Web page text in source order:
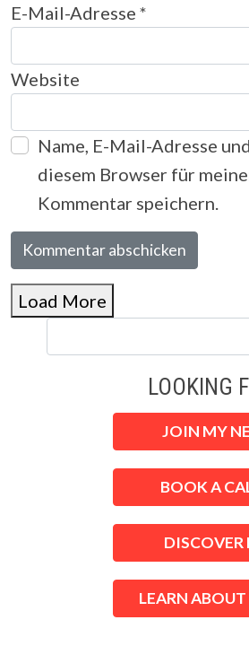
E-Mail-Adresse *
Website
Name, E-Mail-Adresse
diesem Browser für
Kommentar speichern.
Load More
LOOKING
JOIN MY
BOOK A
DISCOVER
LEARN ABOUT